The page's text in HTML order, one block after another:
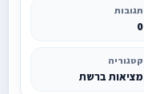
תגובות
0
קטגוריה
מציאות ברשת